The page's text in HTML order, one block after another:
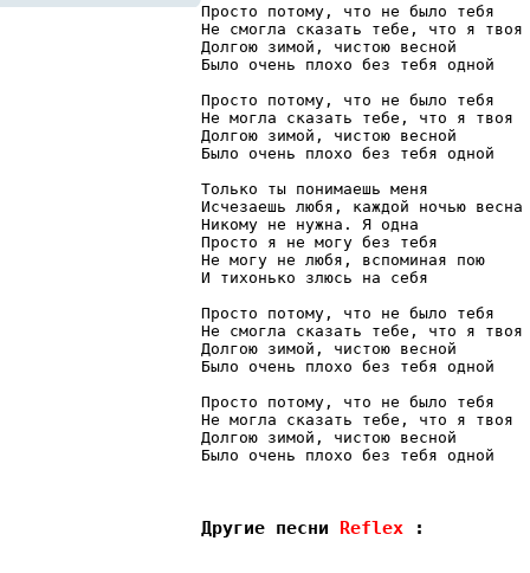
Просто потому, что не было тебя
Не смогла сказать тебе, что я
Долгою зимой, чистою весной
Было очень плохо без тебя одной
Просто потому, что не было тебя
Не могла сказать тебе, что я твоя
Долгою зимой, чистою весной
Было очень плохо без тебя одной
Только ты понимаешь меня
Исчезаешь любя, каждой ночью
Никому не нужна. Я одна
Просто я не могу без тебя
Не могу не любя, вспоминая пою
И тихонько злюсь на себя
Просто потому, что не было тебя
Не смогла сказать тебе, что я
Долгою зимой, чистою весной
Было очень плохо без тебя одной
Просто потому, что не было тебя
Не могла сказать тебе, что я твоя
Долгою зимой, чистою весной
Было очень плохо без тебя одной
Другие песни Reflex :